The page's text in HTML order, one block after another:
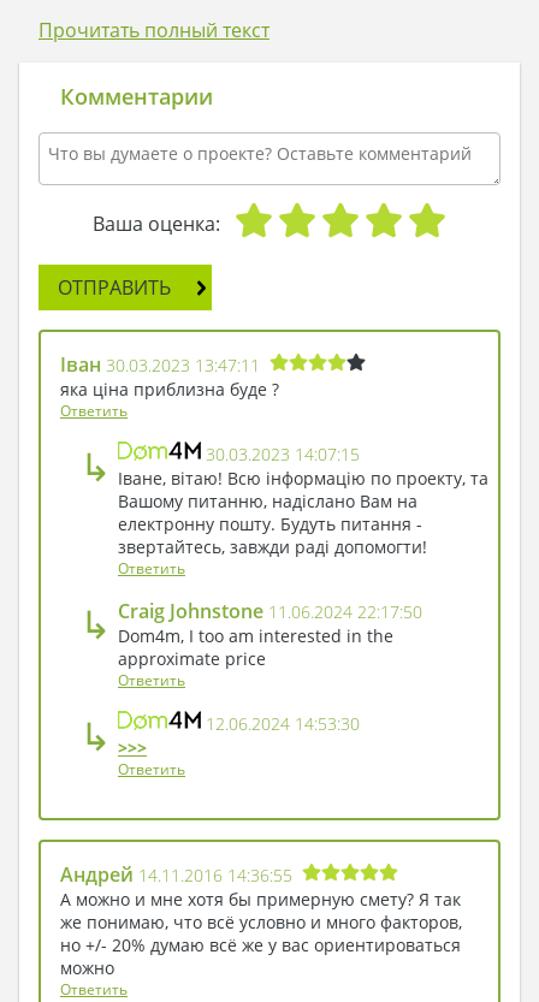
умиротворения и гармонии в доме. Настоящий
Эркер и расположенный в центре камин
аккуратно разграничивают кухню, столовую и
гостиную не нарушая единства всего
пространства. А дополнительная комната на
первом этаже позволяет организовать
ежедневный быт более комфортно и
Три спальни и ванная комната вынесены на
второй этаж. Лучи солнца, проникающие через
мансардные окна и балкон, создают атмосферу
покоя. Поэтому проект дома с дневной зоной -
отличный выбор!
Прочитать полный текст
Комментарии
Ваша оценка:
ОТПРАВИТЬ
Іван 30.03.2023 13:47:11
яка ціна приблизна буде ?
Ответить
↳
30.03.2023 14:07:15
Іване, вітаю! Всю інформацію по проекту, та
Вашому питанню, надіслано Вам на
електронну пошту. Будуть питання -
звертайтесь, завжди раді допомогти!
Ответить
↳ Craig Johnstone 11.06.2024 22:17:50
Dom4m, I too am interested in the
approximate price
Ответить
↳
12.06.2024 14:53:30
>>>
Ответить
Андрей 14.11.2016 14:36:55
А можно и мне хотя бы примерную смету? Я так
же понимаю, что всё условно и много факторов,
но +/- 20% думаю всё же у вас ориентироваться
можно
Ответить